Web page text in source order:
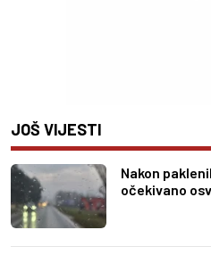
JOŠ VIJESTI
Nakon
očekivano